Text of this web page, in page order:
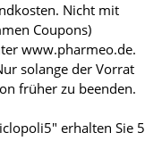
Nicht mit
Coupons)
www.pharmeo.de.
solange der Vorrat
früher zu beenden.
erhalten Sie 5